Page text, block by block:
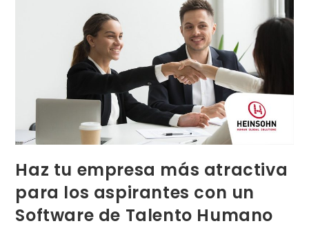
Haz tu empresa más atractiva
para los aspirantes con un
Software de Talento Humano